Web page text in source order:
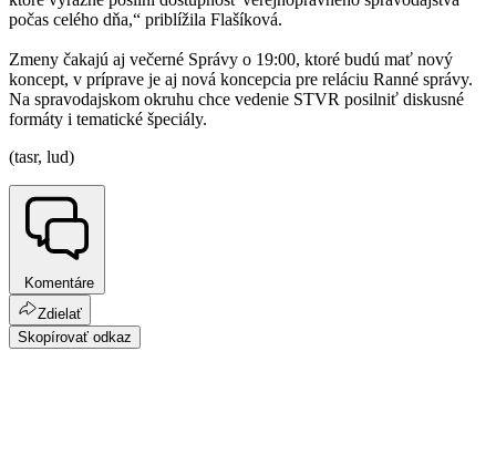
počas celého dňa,“ priblížila Flašíková.
Zmeny čakajú aj večerné Správy o 19:00, ktoré budú mať nový
koncept, v príprave je aj nová koncepcia pre reláciu Ranné správy.
Na spravodajskom okruhu chce vedenie STVR posilniť diskusné
formáty i tematické špeciály.
(tasr, lud)
Komentáre
Zdielať
Skopírovať odkaz